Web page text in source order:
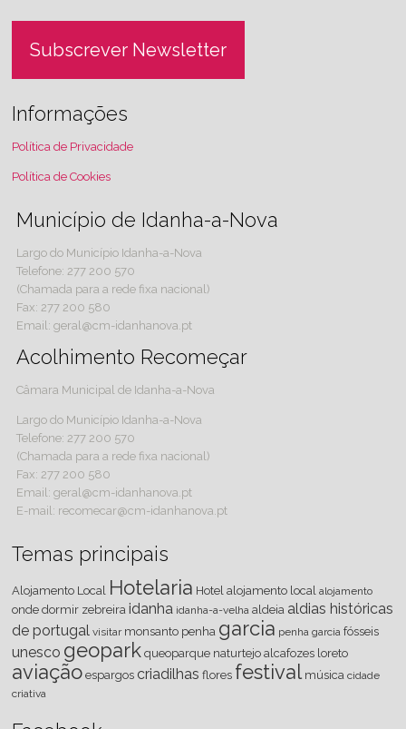
Subscrever Newsletter
Informações
Política de Privacidade
Política de Cookies
Município de Idanha-a-Nova
Largo do Município Idanha-a-Nova
Telefone: 277 200 570
(Chamada para a rede fixa nacional)
Fax: 277 200 580
Email: geral@cm-idanhanova.pt
Acolhimento Recomeçar
Câmara Municipal de Idanha-a-Nova
Largo do Município Idanha-a-Nova
Telefone: 277 200 570
(Chamada para a rede fixa nacional)
Fax: 277 200 580
Email: geral@cm-idanhanova.pt
E-mail: recomecar@cm-idanhanova.pt
Temas principais
Alojamento Local Hotelaria Hotel alojamento local alojamento
onde dormir zebreira idanha idanha-a-velha aldeia aldias históricas
de portugal visitar monsanto penha garcia penha garcia fósseis
unesco geopark queoparque naturtejo alcafozes loreto
aviação espargos criadilhas flores festival música cidade
criativa